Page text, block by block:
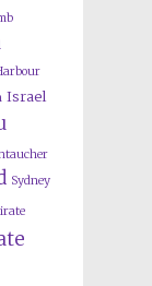
Israel
Sydney